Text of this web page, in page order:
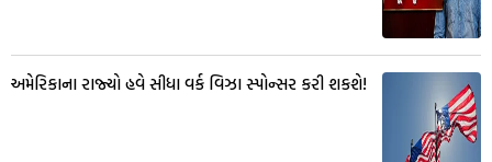
અમેરિકાના રાજ્યો હવે સીધા વર્ક વિઝા સ્પોન્સર કરી શકશે!